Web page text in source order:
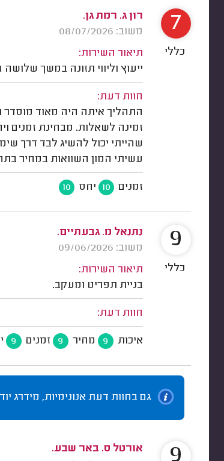
רון ג. רמת גן.
משוב: 08/07/2026
תיאור השירות:
ייעוץ וליווי תזונה במשך
חוות דעת:
התהליך איתה היה מאוד מוסדר
זמינה לשאלות. מבחינת זמנים
עשיתי המון השוואות במחיר
זמנים 10 יחס 10
7
כללי
נתנאל מ. גבעתיים.
משוב: 09/06/2026
תיאור השירות:
בניית תפריט ומעקב.
חוות דעת:
איכות 9 מחיר 9 זמנים 9
9
כללי
גם בחוות דעת אנונימיות, מידרג
אורטל ס. באר שבע.